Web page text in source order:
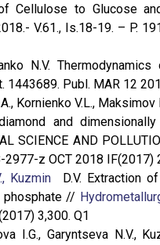
Cellulose to Glucose
V.61., Is.18-19. – P.
N.V.
1443689. Publ. MAR 12
Kornienko V.L.,
and
SCIENCE AND
z OCT 2018 IF(2017)
Kuzmin
D.V. Extraction
phosphatе //
3,300. Q1
I.G., Garyntseva N.V.,